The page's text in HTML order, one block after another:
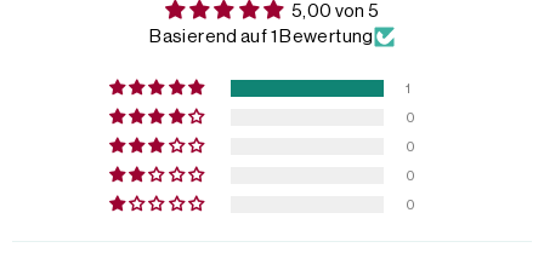
5,00 von 5
Basierend auf 1 Bewertung
1
0
0
0
0